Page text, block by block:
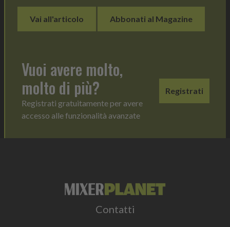
Vai all'articolo Abbonati al Magazine
Vuoi avere molto,
molto di più?
Registrati gratuitamente per avere
accesso alle funzionalità avanzate
Registrati
Contatti